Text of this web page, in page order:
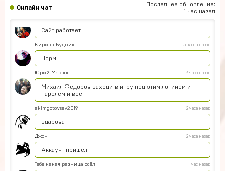
Онлайн чат
Последнее обновление:
1 час назад
Сайт работает
Кирилл Будник 5 часов назад
Норм
Юрий Маслов 3 часа назад
Михаил Федоров заходи в игру под этим логином и
паролем и все
akimgotovsev2019 2 часа назад
здарова
Джон 2 часа назад
Аккаунт пришёл
Тебе какая разница осёл час назад